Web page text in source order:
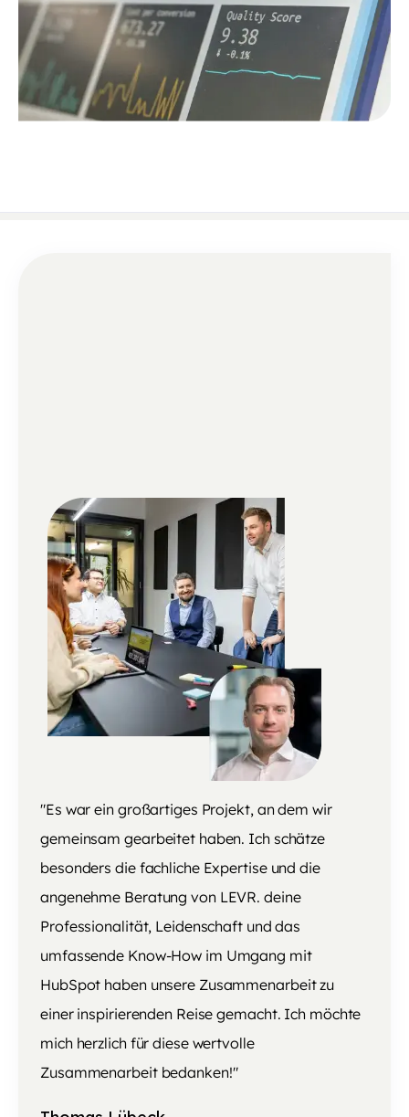
"Es war ein großartiges Projekt, an dem wir
gemeinsam gearbeitet haben. Ich schätze
besonders die fachliche Expertise und die
angenehme Beratung von LEVR. deine
Professionalität, Leidenschaft und das
umfassende Know-How im Umgang mit
HubSpot haben unsere Zusammenarbeit zu
einer inspirierenden Reise gemacht. Ich möchte
mich herzlich für diese wertvolle
Zusammenarbeit bedanken!"